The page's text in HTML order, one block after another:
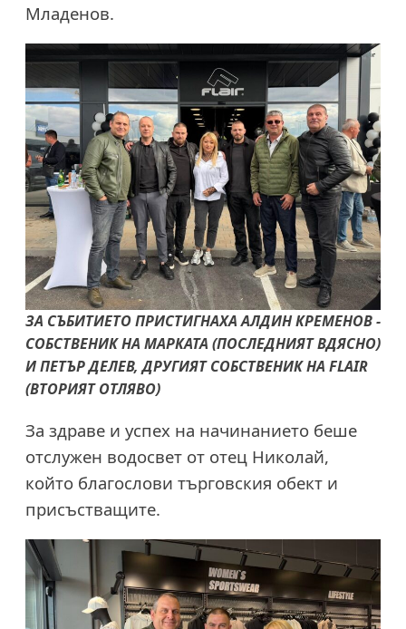
Младенов.
ЗА СЪБИТИЕТО ПРИСТИГНАХА АЛДИН КРЕМЕНОВ -
СОБСТВЕНИК НА МАРКАТА (ПОСЛЕДНИЯТ ВДЯСНО)
И ПЕТЪР ДЕЛЕВ, ДРУГИЯТ СОБСТВЕНИК НА FLAIR
(ВТОРИЯТ ОТЛЯВО)
За здраве и успех на начинанието беше
отслужен водосвет от отец Николай,
който благослови търговския обект и
присъстващите.